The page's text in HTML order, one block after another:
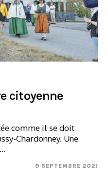
citoyenne
comme il se doit
Chardonney. Une
9 SEPTEMBRE 2021